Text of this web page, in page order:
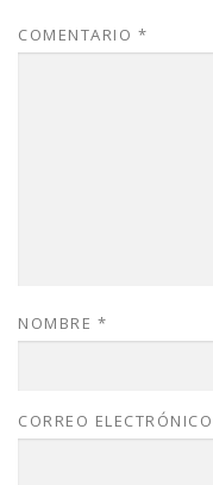
COMENTARIO *
NOMBRE *
CORREO ELECTRÓNICO